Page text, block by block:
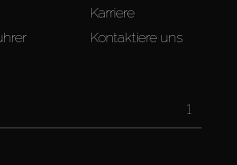
Karriere
Kontaktiere uns
1